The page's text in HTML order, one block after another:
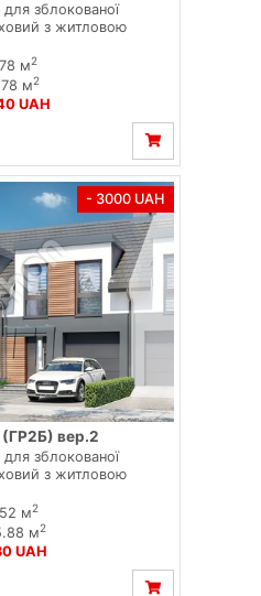
зблокованої
з житловою
м2
м2
UAH
- 3000 UAH
(ГР2Б) вер.2
зблокованої
з житловою
м2
м2
UAH